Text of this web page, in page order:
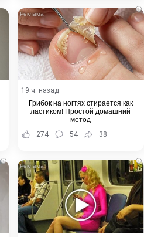
i
19 ч. назад
Грибок на ногтях стирается как
ластиком! Простой домашний
метод
274
54 38
i i